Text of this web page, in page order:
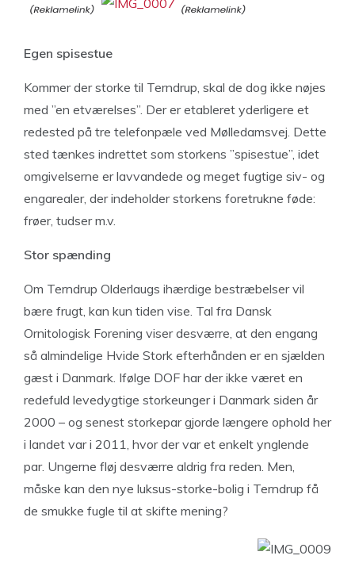
Egen spisestue
Kommer der storke til Terndrup, skal de dog ikke nøjes
med ”en etværelses”. Der er etableret yderligere et
redested på tre telefonpæle ved Mølledamsvej. Dette
sted tænkes indrettet som storkens ”spisestue”, idet
omgivelserne er lavvandede og meget fugtige siv- og
engarealer, der indeholder storkens foretrukne føde:
frøer, tudser m.v.
Stor spænding
Om Terndrup Olderlaugs ihærdige bestræbelser vil
bære frugt, kan kun tiden vise. Tal fra Dansk
Ornitologisk Forening viser desværre, at den engang
så almindelige Hvide Stork efterhånden er en sjælden
gæst i Danmark. Ifølge DOF har der ikke været en
redefuld levedygtige storkeunger i Danmark siden år
2000 – og senest storkepar gjorde længere ophold her
i landet var i 2011, hvor der var et enkelt ynglende
par. Ungerne fløj desværre aldrig fra reden. Men,
måske kan den nye luksus-storke-bolig i Terndrup få
de smukke fugle til at skifte mening?